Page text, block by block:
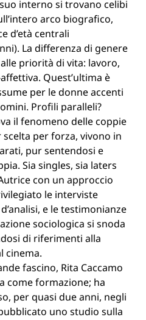
interno si trovano celibi
arco biografico,
d’età centrali
La differenza di genere
priorità di vita: lavoro,
Quest’ultima è
per le donne accenti
Profili paralleli?
il fenomeno delle coppie
per forza, vivono in
pur sentendosi e
Sia singles, sia laters
con un approccio
le interviste
e le testimonianze
sociologica si snoda
di riferimenti alla
cinema.
fascino, Rita Caccamo
come formazione; ha
per quasi due anni, negli
uno studio sulla